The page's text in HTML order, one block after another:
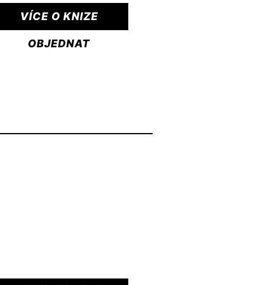
VÍCE O KNIZE
OBJEDNAT